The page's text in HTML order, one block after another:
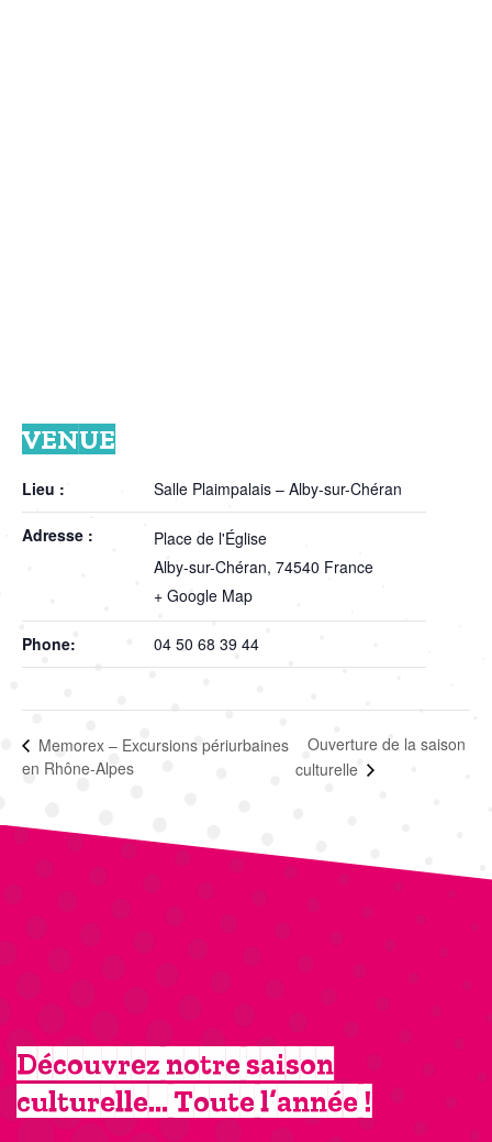
VENUE
Lieu : Salle Plaimpalais – Alby-sur-Chéran
Adresse :
Place de l'Église
Alby-sur-Chéran, 74540 France
+ Google Map
Phone: 04 50 68 39 44
Memorex – Excursions périurbaines
en Rhône-Alpes
Ouverture de la saison
culturelle
Découvrez notre saison
culturelle… Toute l’année !